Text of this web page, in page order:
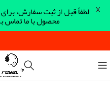
لطفاً قبل از ثبت سفارش،
محصول با ما تماس
X